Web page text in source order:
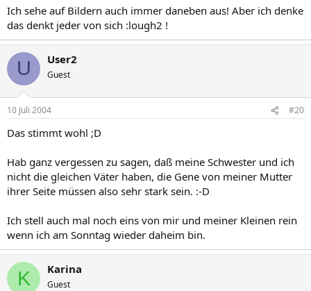
Ich sehe auf Bildern auch immer daneben aus! Aber ich denke
das denkt jeder von sich :lough2 !
U User2
Guest
10 Juli 2004 #20
Das stimmt wohl ;D
Hab ganz vergessen zu sagen, daß meine Schwester und ich
nicht die gleichen Väter haben, die Gene von meiner Mutter
ihrer Seite müssen also sehr stark sein. :-D
Ich stell auch mal noch eins von mir und meiner Kleinen rein
wenn ich am Sonntag wieder daheim bin.
K Karina
Guest